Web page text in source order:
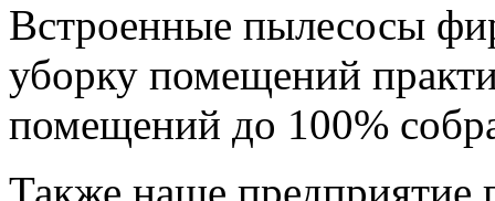
Встроенные пылесосы
уборку помещений
помещений до 100%